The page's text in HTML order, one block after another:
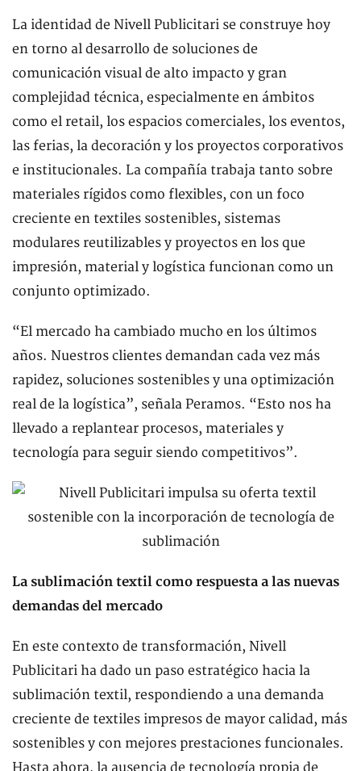
La identidad de Nivell Publicitari se construye hoy
en torno al desarrollo de soluciones de
comunicación visual de alto impacto y gran
complejidad técnica, especialmente en ámbitos
como el retail, los espacios comerciales, los eventos,
las ferias, la decoración y los proyectos corporativos
e institucionales. La compañía trabaja tanto sobre
materiales rígidos como flexibles, con un foco
creciente en textiles sostenibles, sistemas
modulares reutilizables y proyectos en los que
impresión, material y logística funcionan como un
conjunto optimizado.
“El mercado ha cambiado mucho en los últimos
años. Nuestros clientes demandan cada vez más
rapidez, soluciones sostenibles y una optimización
real de la logística”, señala Peramos. “Esto nos ha
llevado a replantear procesos, materiales y
tecnología para seguir siendo competitivos”.
La sublimación textil como respuesta a las nuevas
demandas del mercado
En este contexto de transformación, Nivell
Publicitari ha dado un paso estratégico hacia la
sublimación textil, respondiendo a una demanda
creciente de textiles impresos de mayor calidad, más
sostenibles y con mejores prestaciones funcionales.
Hasta ahora, la ausencia de tecnología propia de